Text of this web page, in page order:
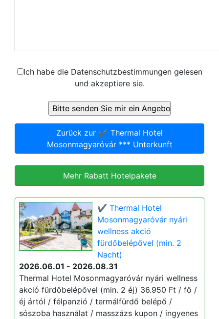
Ich habe die Datenschutzbestimmungen gelesen
und akzeptiere sie.
Zurück zur ✔️ Thermal Hotel
Mosonmagyaróvár *** Unterkunft
Mehr Rabatt Hotelpakete
✔️ Thermal Hotel
Mosonmagyaróvár nyári
wellness akció
fürdőbelépővel (min. 2
Nacht)
2026.06.01 - 2026.08.31
Thermal Hotel Mosonmagyaróvár nyári wellness
akció fürdőbelépővel (min. 2 éj) 36.950 Ft / fő /
éj ártól / félpanzió / termálfürdő belépő /
sószoba használat / masszázs kupon / ingyenes